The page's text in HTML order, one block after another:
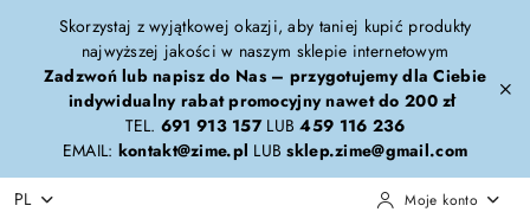
Przejdź do treści głównej
Przejdź do wyszukiwarki
Przejdź do moje konto
Przejdź do menu głównego
Przejdź do opisu produktu
Przejdź do stopki
Skorzystaj z wyjątkowej okazji, aby taniej kupić produkty
najwyższej jakości w naszym sklepie internetowym
Zadzwoń lub napisz do Nas – przygotujemy dla Ciebie
indywidualny rabat promocyjny nawet do 200 zł
TEL. 691 913 157LUB459 116 236
EMAIL: kontakt@zime.pl LUBsklep.zime@gmail.com
PL Moje konto